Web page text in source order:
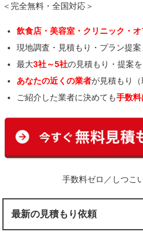
＜完全無料・全国対応＞
飲食店・美容室・クリニック・
現地調査・見積もり・プラン提案
最大3社～5社の見積もり・提案
あなたの近くの業者が見積もり（
ご紹介した業者に決めても手数
手数料ゼロ／しつこ
最新の見積もり依頼